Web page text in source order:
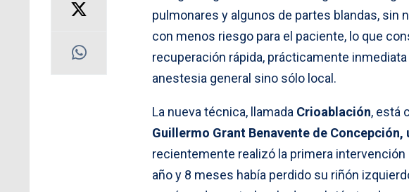
pulmonares y algunos de partes blandas,
con menos riesgo para el paciente, lo que
recuperación rápida, prácticamente
anestesia general sino sólo local.
La nueva técnica, llamada Crioablación, está
Guillermo Grant Benavente de
recientemente realizó la primera intervención
año y 8 meses había perdido su riñón